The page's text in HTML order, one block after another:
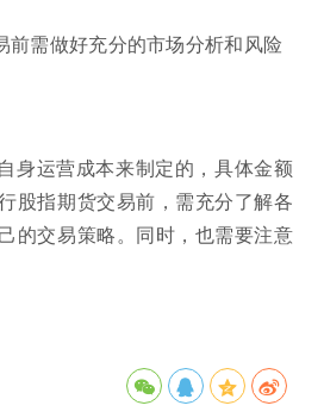
需做好充分的市场分析和风险
身运营成本来制定的，具体金额
股指期货交易前，需充分了解各
的交易策略。同时，也需要注意